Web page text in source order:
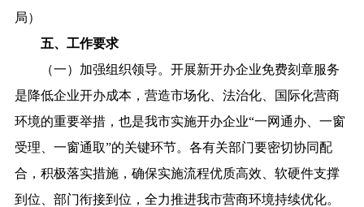
局）
五、工作要求
（一）加强组织领导。开展新开办企业免费刻章服务
是降低企业开办成本，营造市场化、法治化、国际化营商
环境的重要举措，也是我市实施开办企业“一网通办、一窗
受理、一窗通取”的关键环节。各有关部门要密切协同配
合，积极落实措施，确保实施流程优质高效、软硬件支撑
到位、部门衔接到位，全力推进我市营商环境持续优化。